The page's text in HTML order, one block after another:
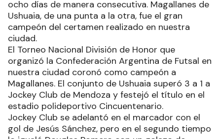
ocho días de manera consecutiva. Magallanes de
Ushuaia, de una punta a la otra, fue el gran
campeón del certamen realizado en nuestra
ciudad.
El Torneo Nacional División de Honor que
organizó la Confederación Argentina de Futsal en
nuestra ciudad coronó como campeón a
Magallanes. El conjunto de Ushuaia superó 3 a 1 a
Jockey Club de Mendoza y festejó el título en el
estadio polideportivo Cincuentenario.
Jockey Club se adelantó en el marcador con el
gol de Jesús Sánchez, pero en el segundo tiempo